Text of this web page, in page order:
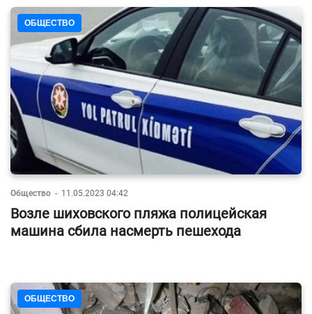
ОБЩЕСТВО
Общество - 11.05.2023 04:42
Возле шиховского пляжа полицейская
машина сбила насмерть пешехода
ОБЩЕСТВО